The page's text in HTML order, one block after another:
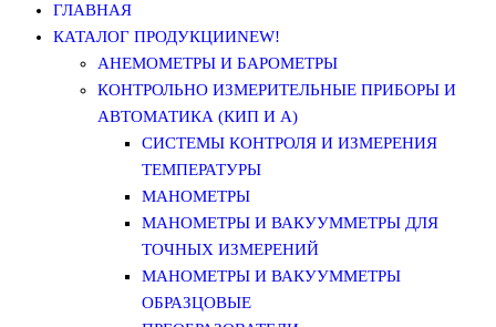
ГЛАВНАЯ
КАТАЛОГ ПРОДУКЦИИNEW!
АНЕМОМЕТРЫ И БАРОМЕТРЫ
КОНТРОЛЬНО ИЗМЕРИТЕЛЬНЫЕ ПРИБОРЫ И
АВТОМАТИКА (КИП И А)
СИСТЕМЫ КОНТРОЛЯ И ИЗМЕРЕНИЯ
ТЕМПЕРАТУРЫ
МАНОМЕТРЫ
МАНОМЕТРЫ И ВАКУУММЕТРЫ ДЛЯ
ТОЧНЫХ ИЗМЕРЕНИЙ
МАНОМЕТРЫ И ВАКУУММЕТРЫ
ОБРАЗЦОВЫЕ